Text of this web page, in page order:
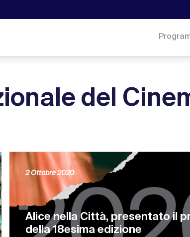
del
Alice nella Città, presentato il
della 18esima edizione
2 Ottobre 2020